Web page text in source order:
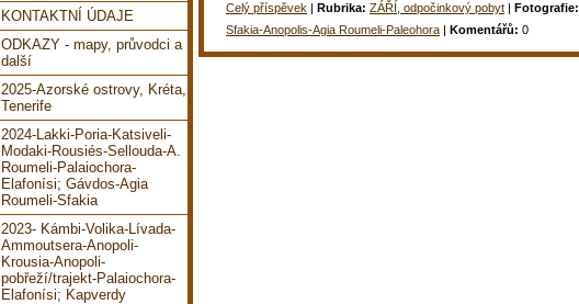
Celý příspěvek | Rubrika: ZÁŘÍ, odpočinkový pobyt | Fotografie:
Sfakia-Anopolis-Agia Roumeli-Paleohora | Komentářů: 0
KONTAKTNÍ ÚDAJE
ODKAZY - mapy, průvodci a
další
2025-Azorské ostrovy, Kréta,
Tenerife
2024-Lakki-Poria-Katsiveli-
Modaki-Rousiés-Sellouda-A.
Roumeli-Palaiochora-
Elafonísi; Gávdos-Agia
Roumeli-Sfakia
2023- Kámbi-Volika-Lívada-
Ammoutsera-Anopoli-
Krousia-Anopoli-
pobřeží/trajekt-Palaiochora-
Elafonísi; Kapverdy